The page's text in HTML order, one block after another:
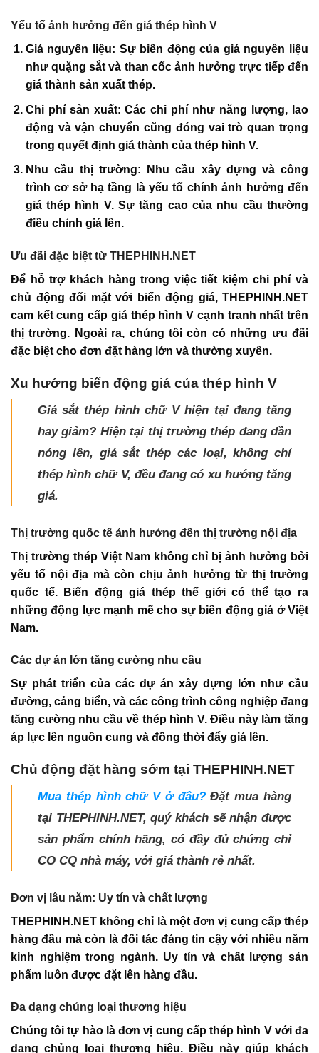
Yếu tố ảnh hưởng đến giá thép hình V
Giá nguyên liệu: Sự biến động của giá nguyên liệu
như quặng sắt và than cốc ảnh hưởng trực tiếp đến
giá thành sản xuất thép.
Chi phí sản xuất: Các chi phí như năng lượng, lao
động và vận chuyển cũng đóng vai trò quan trọng
trong quyết định giá thành của thép hình V.
Nhu cầu thị trường: Nhu cầu xây dựng và công
trình cơ sở hạ tầng là yếu tố chính ảnh hưởng đến
giá thép hình V. Sự tăng cao của nhu cầu thường
điều chỉnh giá lên.
Ưu đãi đặc biệt từ THEPHINH.NET
Để hỗ trợ khách hàng trong việc tiết kiệm chi phí và
chủ động đối mặt với biến động giá, THEPHINH.NET
cam kết cung cấp giá thép hình V cạnh tranh nhất trên
thị trường. Ngoài ra, chúng tôi còn có những ưu đãi
đặc biệt cho đơn đặt hàng lớn và thường xuyên.
Xu hướng biến động giá của thép hình V
Giá sắt thép hình chữ V hiện tại đang tăng
hay giảm? Hiện tại thị trường thép đang dần
nóng lên, giá sắt thép các loại, không chỉ
thép hình chữ V, đều đang có xu hướng tăng
giá.
Thị trường quốc tế ảnh hưởng đến thị trường nội địa
Thị trường thép Việt Nam không chỉ bị ảnh hưởng bởi
yếu tố nội địa mà còn chịu ảnh hưởng từ thị trường
quốc tế. Biến động giá thép thế giới có thể tạo ra
những động lực mạnh mẽ cho sự biến động giá ở Việt
Nam.
Các dự án lớn tăng cường nhu cầu
Sự phát triển của các dự án xây dựng lớn như cầu
đường, cảng biển, và các công trình công nghiệp đang
tăng cường nhu cầu về thép hình V. Điều này làm tăng
áp lực lên nguồn cung và đồng thời đẩy giá lên.
Chủ động đặt hàng sớm tại THEPHINH.NET
Mua thép hình chữ V ở đâu? Đặt mua hàng
tại THEPHINH.NET, quý khách sẽ nhận được
sản phẩm chính hãng, có đầy đủ chứng chỉ
CO CQ nhà máy, với giá thành rẻ nhất.
Đơn vị lâu năm: Uy tín và chất lượng
THEPHINH.NET không chỉ là một đơn vị cung cấp thép
hàng đầu mà còn là đối tác đáng tin cậy với nhiều năm
kinh nghiệm trong ngành. Uy tín và chất lượng sản
phẩm luôn được đặt lên hàng đầu.
Đa dạng chủng loại thương hiệu
Chúng tôi tự hào là đơn vị cung cấp thép hình V với đa
dạng chủng loại thương hiệu. Điều này giúp khách